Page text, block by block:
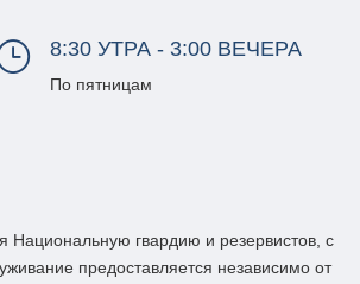
8:30 УТРА - 3:00 ВЕЧЕРА
По пятницам
гвардию и резервистов, с
предоставляется независимо от